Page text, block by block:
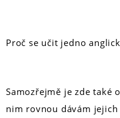
Proč se učit jedno
Samozřejmě je zde také
nim rovnou dávám